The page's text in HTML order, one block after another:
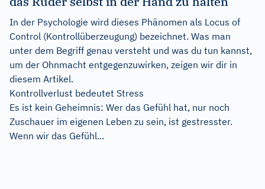
In der Psychologie wird dieses Phänomen als Locus of
Control (Kontrollüberzeugung) bezeichnet. Was man
unter dem Begriff genau versteht und was du tun kannst,
um der Ohnmacht entgegenzuwirken, zeigen wir dir in
diesem Artikel.
Kontrollverlust bedeutet Stress
Es ist kein Geheimnis: Wer das Gefühl hat, nur noch
Zuschauer im eigenen Leben zu sein, ist gestresster.
Wenn wir das Gefühl...